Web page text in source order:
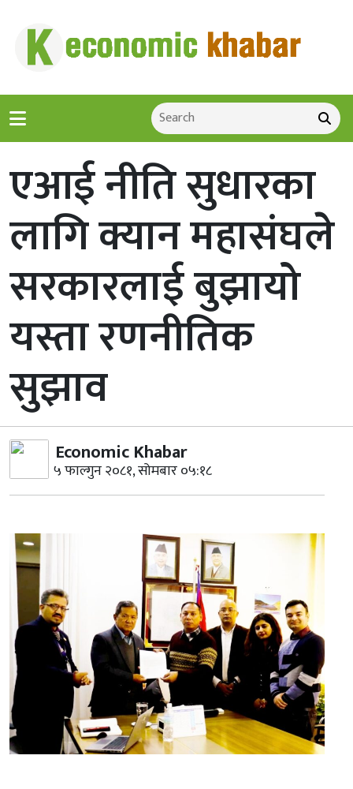
एआई नीति सुधारका
लागि क्यान महासंघले
सरकारलाई बुझायो
यस्ता रणनीतिक
सुझाव
Economic Khabar
५ फाल्गुन २०८१, सोमबार ०५:१८